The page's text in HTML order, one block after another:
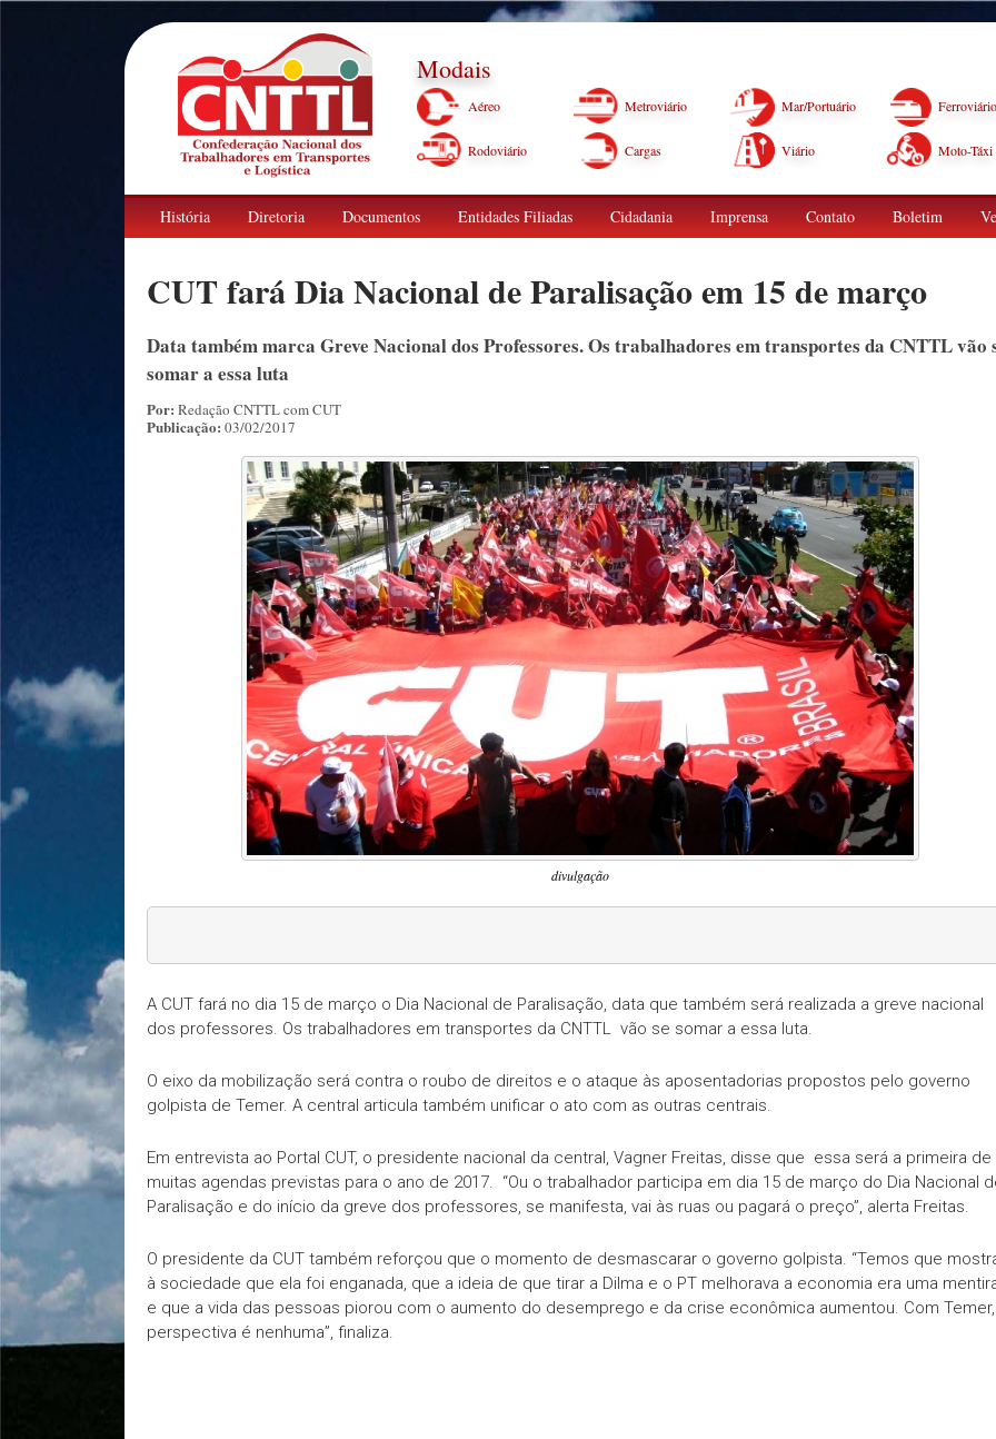
Modais
Aéreo Metroviário Mar/Portuário Ferroviário
Rodoviário Cargas Viário Moto-Táxi
História Diretoria Documentos Entidades Filiadas Cidadania Imprensa Contato Boletim
CUT fará Dia Nacional de Paralisação em 15 de março
Data também marca Greve Nacional dos Professores. Os trabalhadores em transportes da CNTTL vão
somar a essa luta
Por: Redação CNTTL com CUT
Publicação: 03/02/2017
divulgação
A CUT fará no dia 15 de março o Dia Nacional de Paralisação, data que também será realizada a greve nacional
dos professores. Os trabalhadores em transportes da CNTTL vão se somar a essa luta.
O eixo da mobilização será contra o roubo de direitos e o ataque às aposentadorias propostos pelo governo
golpista de Temer. A central articula também unificar o ato com as outras centrais.
Em entrevista ao Portal CUT, o presidente nacional da central, Vagner Freitas, disse que essa será a primeira de
muitas agendas previstas para o ano de 2017. “Ou o trabalhador participa em dia 15 de março do Dia Nacional
Paralisação e do início da greve dos professores, se manifesta, vai às ruas ou pagará o preço”, alerta Freitas.
O presidente da CUT também reforçou que o momento de desmascarar o governo golpista. “Temos que
à sociedade que ela foi enganada, que a ideia de que tirar a Dilma e o PT melhorava a economia era uma
e que a vida das pessoas piorou com o aumento do desemprego e da crise econômica aumentou. Com
perspectiva é nenhuma”, finaliza.